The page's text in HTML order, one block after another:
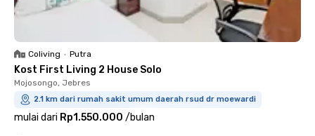
Coliving • Putra
Kost First Living 2 House Solo
Mojosongo, Jebres
2.1 km dari rumah sakit umum daerah rsud dr moewardi
mulai dari Rp1.550.000 /bulan